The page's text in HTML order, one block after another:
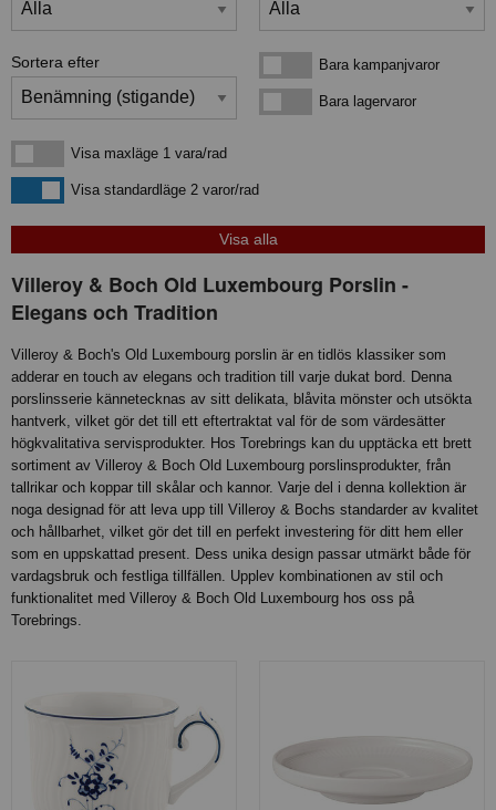
Sortera efter Bara kampanjvarorBara kampanjvaror
Bara lagervarorBara lagervaror
Visa maxläge 1 vara/rad
Visa maxläge 1 vara/rad
Visa standardlägeVisa standardläge 2 varor/rad
Villeroy & Boch Old Luxembourg Porslin -
Elegans och Tradition
Villeroy & Boch's Old Luxembourg porslin är en tidlös klassiker som
adderar en touch av elegans och tradition till varje dukat bord. Denna
porslinsserie kännetecknas av sitt delikata, blåvita mönster och utsökta
hantverk, vilket gör det till ett eftertraktat val för de som värdesätter
högkvalitativa servisprodukter. Hos Torebrings kan du upptäcka ett brett
sortiment av Villeroy & Boch Old Luxembourg porslinsprodukter, från
tallrikar och koppar till skålar och kannor. Varje del i denna kollektion är
noga designad för att leva upp till Villeroy & Bochs standarder av kvalitet
och hållbarhet, vilket gör det till en perfekt investering för ditt hem eller
som en uppskattad present. Dess unika design passar utmärkt både för
vardagsbruk och festliga tillfällen. Upplev kombinationen av stil och
funktionalitet med Villeroy & Boch Old Luxembourg hos oss på
Torebrings.